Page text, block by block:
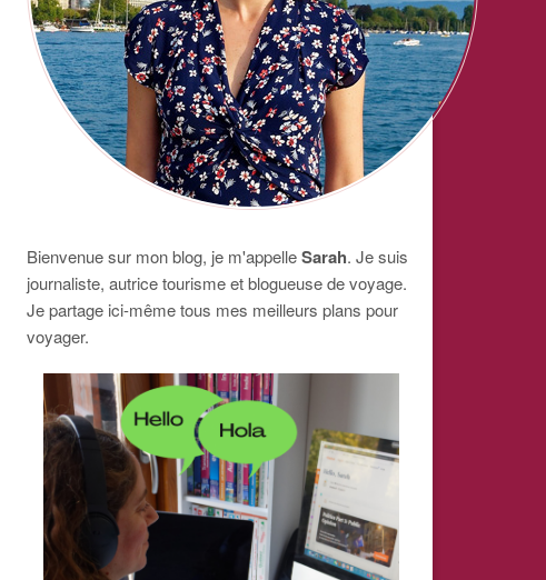
Bienvenue sur mon blog, je m'appelleSarah. Je suis
journaliste, autrice tourisme et blogueuse de voyage.
Je partage ici-même tous mes meilleurs plans pour
voyager.